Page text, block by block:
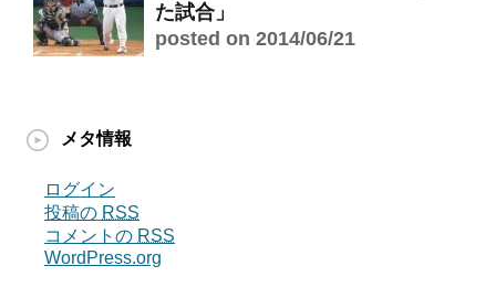
た試合」
posted on 2014/06/21
メタ情報
ログイン
投稿の RSS
コメントの RSS
WordPress.org